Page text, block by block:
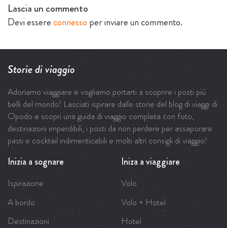
Lascia un commento
Devi essereconnesso per inviare un commento.
Storie di viaggio
Adoriamo viaggiare e vogliamo portarti a scoprire i posti più
belli del mondo! Lasciati ispirare dalle storie del blog di viaggi di
Opodo e scopri una guida di viaggio completa con foto,
destinazioni imperdibili, i posti da non perdere per assaporare
pasti e cocktail indimenticabili e molti altri consigli di viaggio!
Inizia a sognare
Ispirazione
A bordo
Destinazioni
Iniza a viaggiare
Volo
Volo + Hotel
Hotel